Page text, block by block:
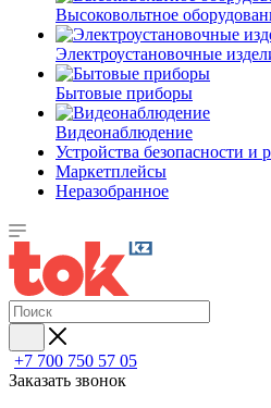
Высоковольтное
Электроустановочные
Бытовые приборы
Видеонаблюдение
Устройства безопасности и
Маркетплейсы
Неразобранное
+7 700 750 57 05
Заказать звонок